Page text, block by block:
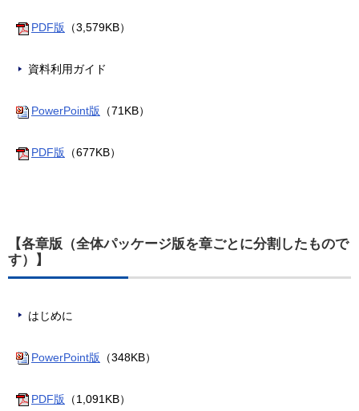
PDF版 （3,579KB）
資料利用ガイド
PowerPoint版 （71KB）
PDF版 （677KB）
【各章版（全体パッケージ版を章ごとに分割したもので
す）】
はじめに
PowerPoint版 （348KB）
PDF版 （1,091KB）